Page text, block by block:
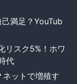
満足？YouTub
リスク5%！ホワ
代
ネットで増殖す